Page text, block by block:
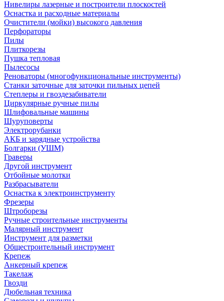
Нивелиры лазерные и построители плоскостей
Оснастка и расходные материалы
Очистители (мойки) высокого давления
Перфораторы
Пилы
Плиткорезы
Пушка тепловая
Пылесосы
Реноваторы (многофункциональные инструменты)
Станки заточные для заточки пильных цепей
Степлеры и гвоздезабиватели
Циркулярные ручные пилы
Шлифовальные машины
Шуруповерты
Электрорубанки
АКБ и зарядные устройства
Болгарки (УШМ)
Граверы
Другой инструмент
Отбойные молотки
Разбрасыватели
Оснастка к электроинструменту
Фрезеры
Штроборезы
Ручные строительные инструменты
Малярный инструмент
Инструмент для разметки
Общестроительный инструмент
Крепеж
Анкерный крепеж
Такелаж
Гвозди
Дюбельная техника